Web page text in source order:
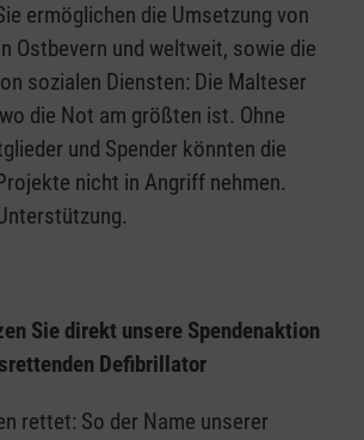
ermöglichen die Umsetzung von
Ostbevern und weltweit, sowie die
sozialen Diensten: Die Malteser
die Not am größten ist. Ohne
und Spender könnten die
nicht in Angriff nehmen.
Sie direkt unsere Spendenaktion
Defibrillator
rettet: So der Name unserer